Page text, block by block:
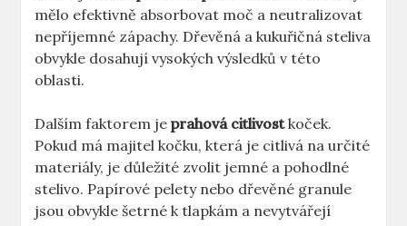
mělo efektivně absorbovat moč a neutralizovat
nepříjemné zápachy. Dřevěná a kukuřičná steliva
obvykle dosahují vysokých výsledků v této
oblasti.
Dalším faktorem jeprahová citlivostkoček.
Pokud má majitel kočku, která je citlivá na určité
materiály, je důležité zvolit jemné a pohodlné
stelivo. Papírové pelety nebo dřevěné granule
jsou obvykle šetrné k tlapkám a nevytvářejí